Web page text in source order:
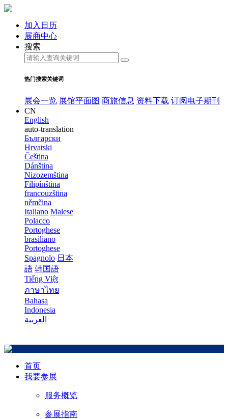
加入日历
展商中心
搜索
热门搜索关键词
展会一览 展馆平面图 商旅信息 资料下载 订阅电子期刊
CN
English
auto-translation
Български
Hrvatski
Čeština
Dánština
Nizozemština
Filipínština
francouzština
němčina
Italiano Malese
Polacco
Portoghese
brasiliano
Portoghese
Spagnolo 日本
語 韩国語
Tiếng Việt
ภาษาไทย
Bahasa
Indonesia
العربية
首页
我要参展
服务概览
参展指南